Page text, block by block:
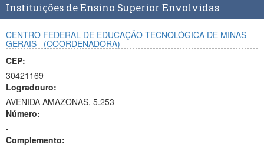
Instituições de Ensino Superior Envolvidas
CENTRO FEDERAL DE EDUCAÇÃO TECNOLÓGICA DE MINAS
GERAIS
(COORDENADORA)
CEP:
30421169
Logradouro:
AVENIDA AMAZONAS, 5.253
Número:
-
Complemento:
-